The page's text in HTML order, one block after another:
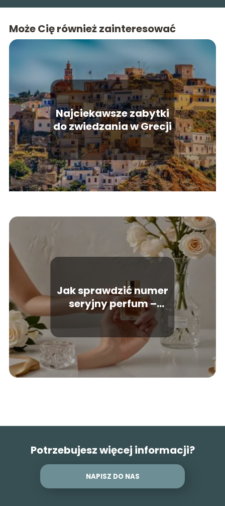
Może Cię również zainteresować
Najciekawsze zabytki
do zwiedzania w Grecji
Jak sprawdzić numer
seryjny perfum –
poradnik dla
kupujących
Potrzebujesz więcej informacji?
NAPISZ DO NAS